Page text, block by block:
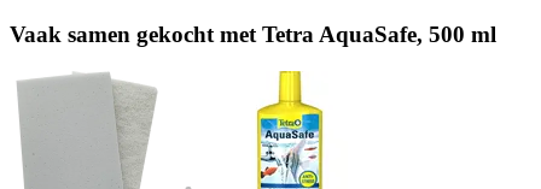
Vaak samen gekocht met Tetra AquaSafe, 500 ml